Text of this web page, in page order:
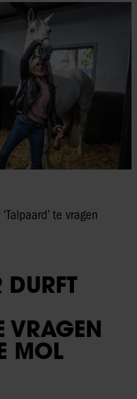
te vragen
DURFT
VRAGEN
MOL